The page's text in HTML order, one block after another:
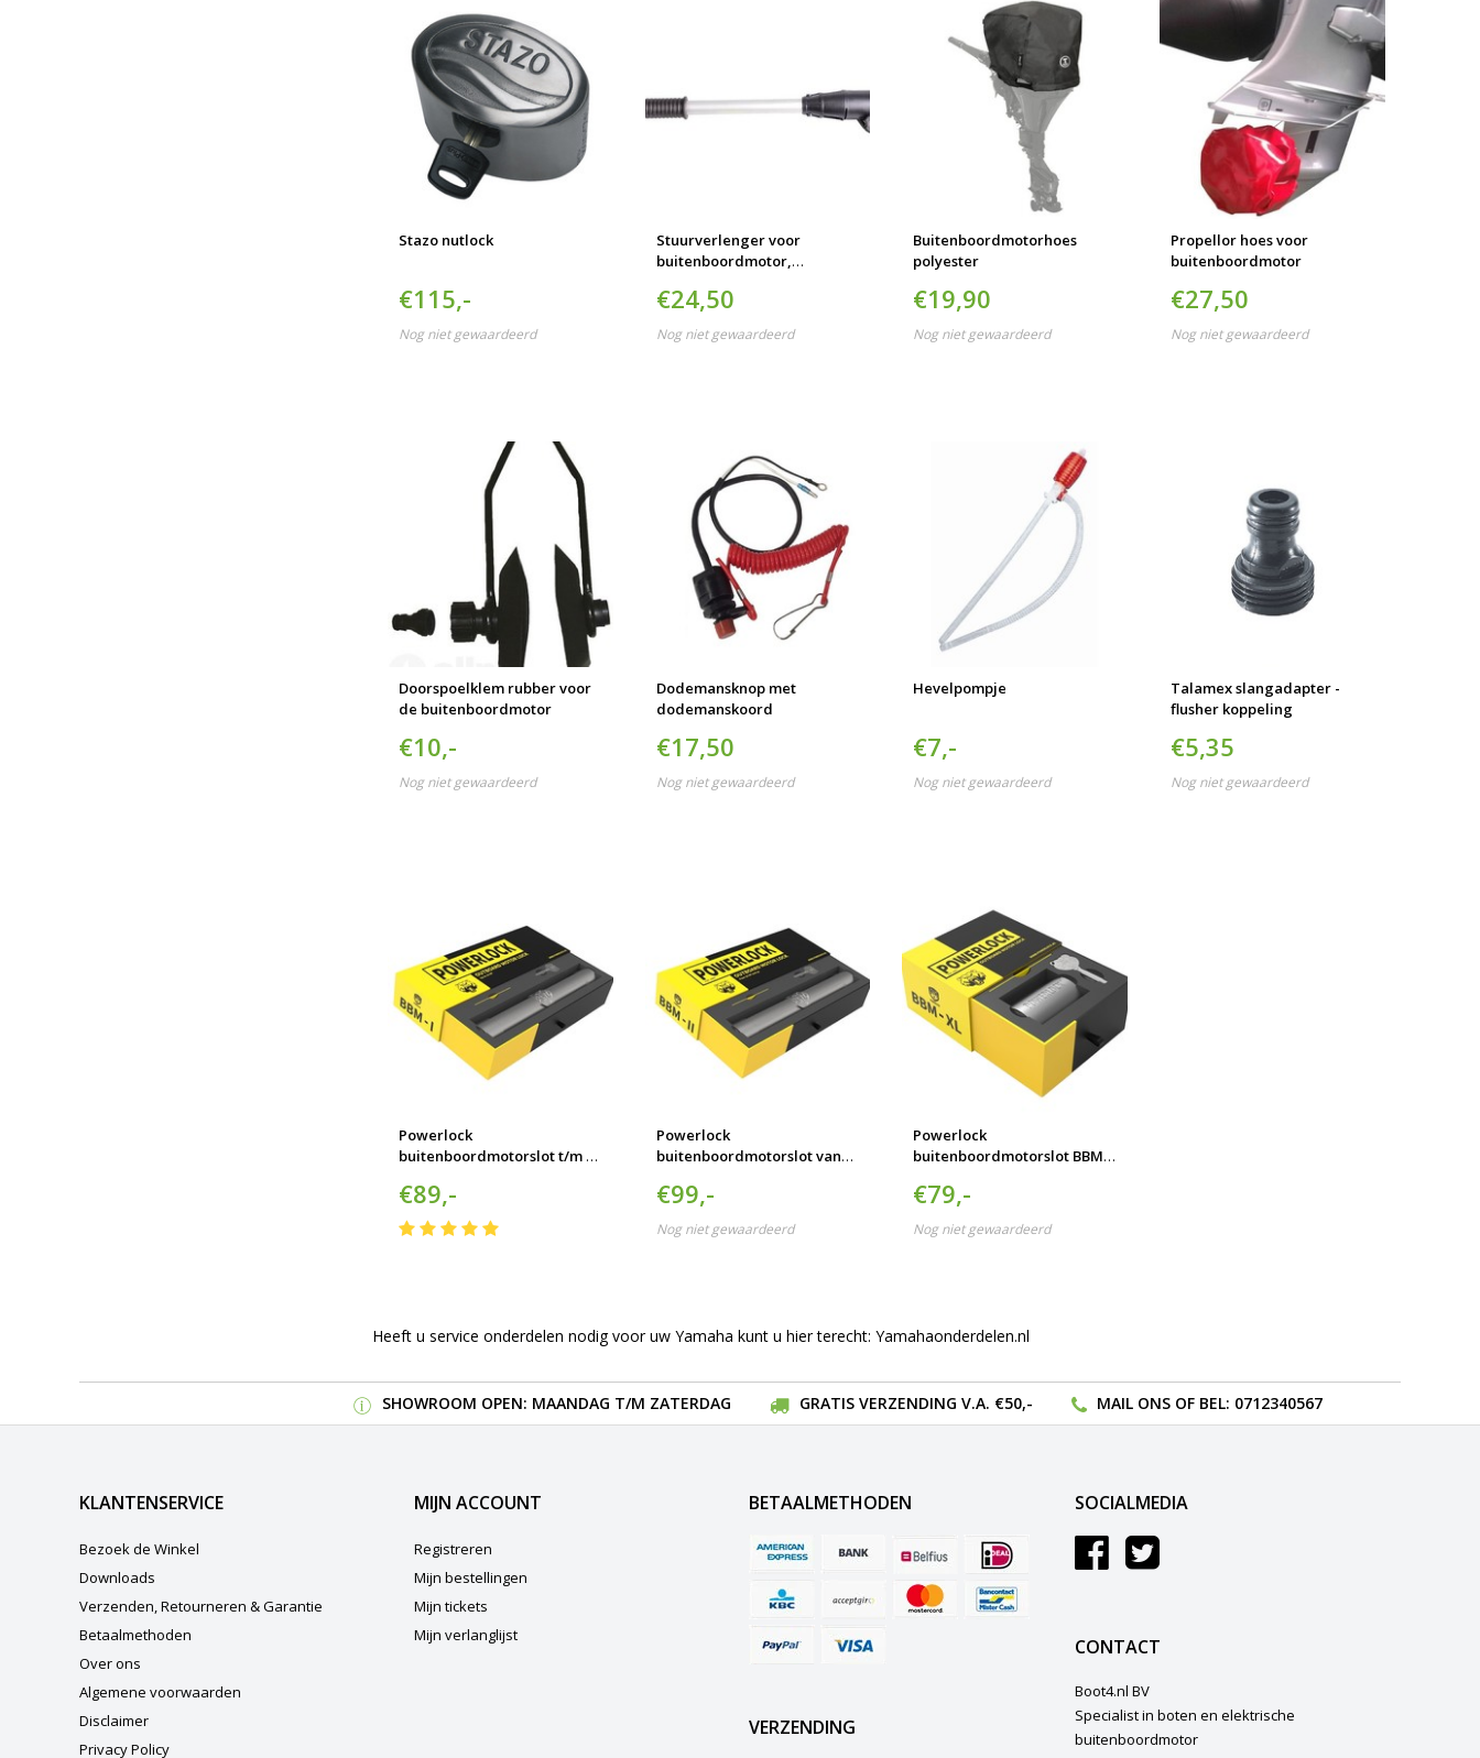
Stazo nutlock
€115,-
Nog niet gewaardeerd
Stuurverlenger voor
buitenboordmotor,
€24,50
Nog niet gewaardeerd
Buitenboordmotorhoes
polyester
€19,90
Nog niet gewaardeerd
Propellor hoes voor
buitenboordmotor
€27,50
Nog niet gewaardeerd
Doorspoelklem rubber voor
de buitenboordmotor
€10,-
Nog niet gewaardeerd
Dodemansknop met
dodemanskoord
€17,50
Nog niet gewaardeerd
Hevelpompje
€7,-
Nog niet gewaardeerd
Talamex slangadapter -
flusher koppeling
€5,35
Nog niet gewaardeerd
Powerlock
buitenboordmotorslot t/m 10
€89,-
Powerlock
buitenboordmotorslot vanaf
€99,-
Nog niet gewaardeerd
Powerlock
buitenboordmotorslot BBM-
€79,-
Nog niet gewaardeerd
Heeft u service onderdelen nodig voor uw Yamaha kunt u hier terecht: Yamahaonderdelen.nl
SHOWROOM OPEN: MAANDAG T/M ZATERDAG GRATIS VERZENDING V.A. €50,- MAIL ONSOF BEL: 0712340567
KLANTENSERVICE
Bezoek de Winkel
Downloads
Verzenden, Retourneren & Garantie
Betaalmethoden
Over ons
Algemene voorwaarden
Disclaimer
Privacy Policy
MIJN ACCOUNT
Registreren
Mijn bestellingen
Mijn tickets
Mijn verlanglijst
BETAALMETHODEN
VERZENDING
SOCIALMEDIA
CONTACT
Boot4.nl BV
Specialist in boten en elektrische
buitenboordmotor